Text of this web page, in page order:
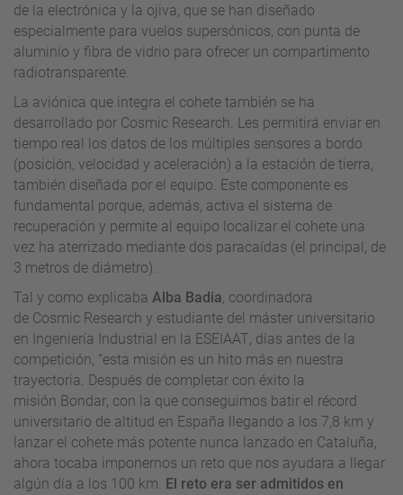
de la electrónica y la ojiva, que se han diseñado
especialmente para vuelos supersónicos, con punta de
aluminio y fibra de vidrio para ofrecer un compartimento
radiotransparente.
La aviónica que integra el cohete también se ha
desarrollado por Cosmic Research. Les permitirá enviar en
tiempo real los datos de los múltiples sensores a bordo
(posición, velocidad y aceleración) a la estación de tierra,
también diseñada por el equipo. Este componente es
fundamental porque, además, activa el sistema de
recuperación y permite al equipo localizar el cohete una
vez ha aterrizado mediante dos paracaídas (el principal, de
3 metros de diámetro).
Tal y como explicaba Alba Badia, coordinadora
de Cosmic Research y estudiante del máster universitario
en Ingeniería Industrial en la ESEIAAT, días antes de la
competición, “esta misión es un hito más en nuestra
trayectoria. Después de completar con éxito la
misión Bondar, con la que conseguimos batir el récord
universitario de altitud en España llegando a los 7,8 km y
lanzar el cohete más potente nunca lanzado en Cataluña,
ahora tocaba imponernos un reto que nos ayudara a llegar
algún día a los 100 km. El reto era ser admitidos en